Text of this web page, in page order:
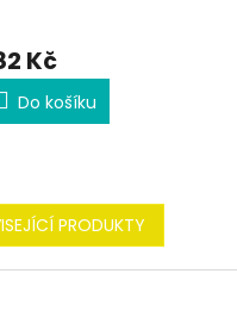
Kč
Do košíku
PRODUKTY